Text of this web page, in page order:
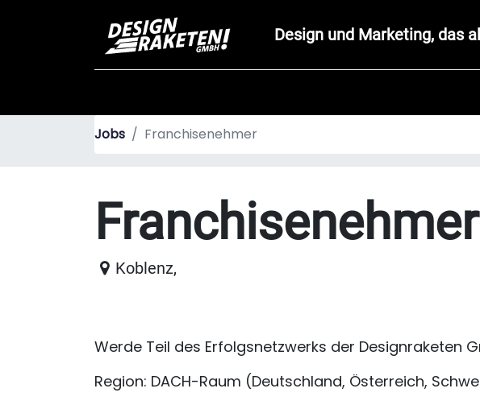
Design und Marketing, das
Jobs Franchisenehmer
Franchisenehmer
Koblenz,
Werde Teil des Erfolgsnetzwerks der Designraketen
Region: DACH-Raum (Deutschland, Österreich,